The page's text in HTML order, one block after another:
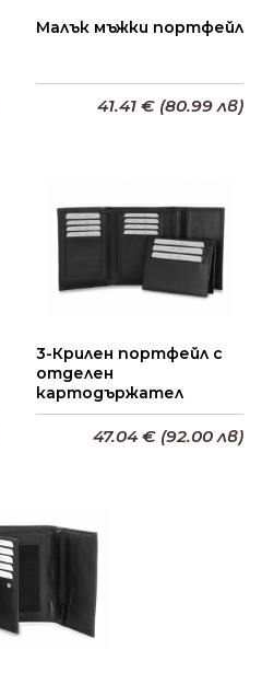
Малък мъжки портфейл
41.41 € (80.99 лв)
3-Крилен портфейл с
отделен
картодържател
47.04 € (92.00 лв)